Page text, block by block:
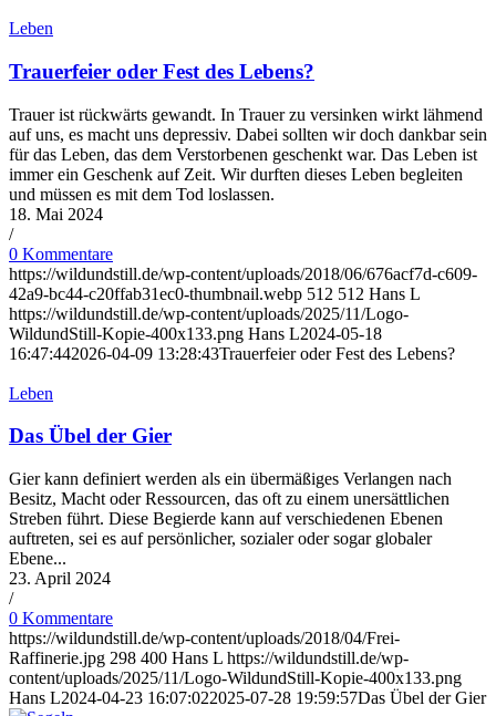
Leben
Trauerfeier oder Fest des Lebens?
Trauer ist rückwärts gewandt. In Trauer zu versinken wirkt lähmend
auf uns, es macht uns depressiv. Dabei sollten wir doch dankbar sein
für das Leben, das dem Verstorbenen geschenkt war. Das Leben ist
immer ein Geschenk auf Zeit. Wir durften dieses Leben begleiten
und müssen es mit dem Tod loslassen.
18. Mai 2024
/
0 Kommentare
https://wildundstill.de/wp-content/uploads/2018/06/676acf7d-c609-
42a9-bc44-c20ffab31ec0-thumbnail.webp 512 512 Hans L
https://wildundstill.de/wp-content/uploads/2025/11/Logo-
WildundStill-Kopie-400x133.png Hans L2024-05-18
16:47:442026-04-09 13:28:43Trauerfeier oder Fest des Lebens?
Leben
Das Übel der Gier
Gier kann definiert werden als ein übermäßiges Verlangen nach
Besitz, Macht oder Ressourcen, das oft zu einem unersättlichen
Streben führt. Diese Begierde kann auf verschiedenen Ebenen
auftreten, sei es auf persönlicher, sozialer oder sogar globaler
Ebene...
23. April 2024
/
0 Kommentare
https://wildundstill.de/wp-content/uploads/2018/04/Frei-
Raffinerie.jpg 298 400 Hans L https://wildundstill.de/wp-
content/uploads/2025/11/Logo-WildundStill-Kopie-400x133.png
Hans L2024-04-23 16:07:022025-07-28 19:59:57Das Übel der Gier